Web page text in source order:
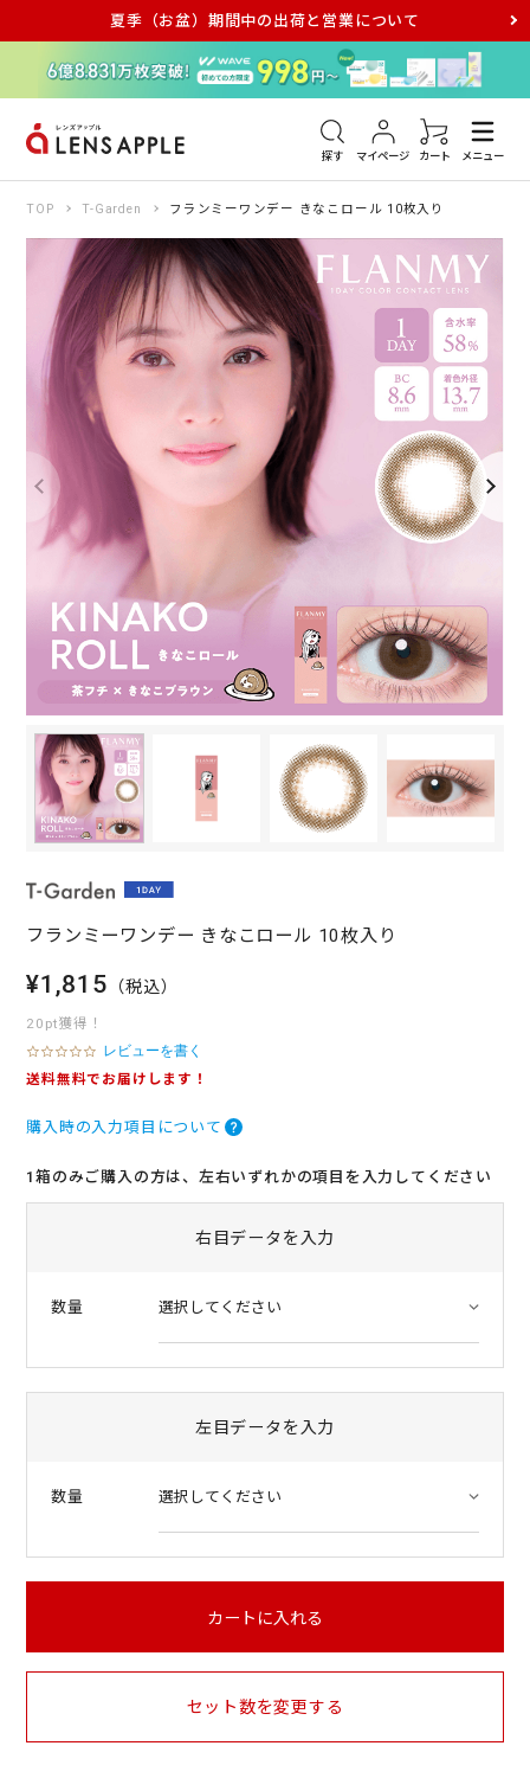
夏季（お盆）期間中の出荷と営業について
探す マイページ カート メニュー
アキュビュー メダリスト メガネ
TOP T-Garden フランミーワンデー きなこロール 10枚入り
フランミーワンデー きなこロール 10枚入り
¥1,815 （税込）
20pt獲得！
0
.
t
r
レビューを書く
送料無料でお届けします！
購入時の入力項目について
1箱のみご購入の方は、左右いずれかの項目を入力してください
右目データを入力
数量
左目データを入力
数量
カートに入れる
セット数を変更する